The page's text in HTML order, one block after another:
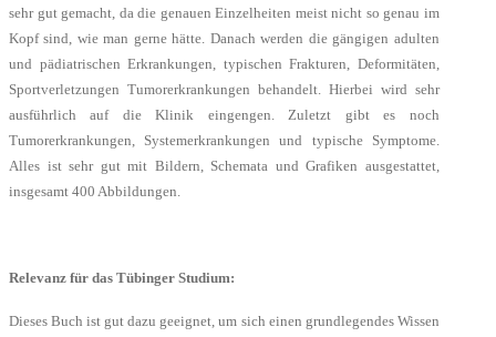
sehr gut gemacht, da die genauen Einzelheiten meist nicht so genau im
Kopf sind, wie man gerne hätte. Danach werden die gängigen adulten
und pädiatrischen Erkrankungen, typischen Frakturen, Deformitäten,
Sportverletzungen Tumorerkrankungen behandelt. Hierbei wird sehr
ausführlich auf die Klinik eingengen. Zuletzt gibt es noch
Tumorerkrankungen, Systemerkrankungen und typische Symptome.
Alles ist sehr gut mit Bildern, Schemata und Grafiken ausgestattet,
insgesamt 400 Abbildungen.
Relevanz für das Tübinger Studium:
Dieses Buch ist gut dazu geeignet, um sich einen grundlegendes Wissen